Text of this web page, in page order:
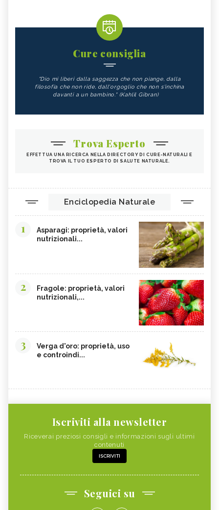
Cure consiglia
"Dio mi liberi dalla saggezza che non piange, dalla
filosofia che non ride, dall'orgoglio che non s'inchina
davanti a un bambino." (Kahlil Gibran)
Trova Esperto
EFFETTUA UNA RICERCA NELLA DIRECTORY DI CURE-NATURALI E
TROVA IL TUO ESPERTO DI SALUTE NATURALE.
Enciclopedia Naturale
1
Asparagi: proprietà, valori
nutrizionali...
2
Fragole: proprietà, valori
nutrizionali,...
3
Verga d'oro: proprietà, uso
e controindi...
Iscriviti alla newsletter
Riceverai preziosi consigli e informazioni sugli ultimi
contenuti
ISCRIVITI
Seguici su